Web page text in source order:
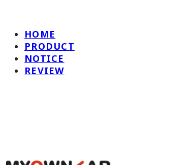
HOME
PRODUCT
NOTICE
REVIEW